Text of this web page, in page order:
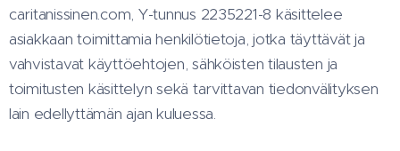
caritanissinen.com, Y-tunnus 2235221-8 käsittelee
asiakkaan toimittamia henkilötietoja, jotka täyttävät ja
vahvistavat käyttöehtojen, sähköisten tilausten ja
toimitusten käsittelyn sekä tarvittavan tiedonvälityksen
lain edellyttämän ajan kuluessa.